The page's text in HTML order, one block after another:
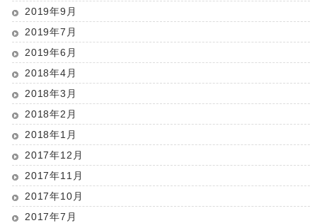
2019年9月
2019年7月
2019年6月
2018年4月
2018年3月
2018年2月
2018年1月
2017年12月
2017年11月
2017年10月
2017年7月